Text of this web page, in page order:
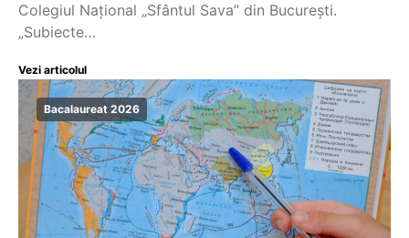
Colegiul Național „Sfântul Sava” din București.
„Subiecte…
Vezi articolul
Bacalaureat 2026